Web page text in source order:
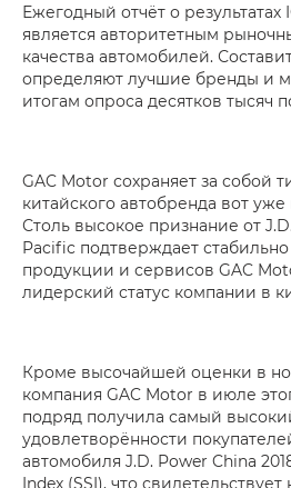
Ежегодный отчёт о результатах
является авторитетным
качества автомобилей.
определяют лучшие бренды и
итогам опроса десятков тысяч
GAC Motor сохраняет за собой
китайского автобренда вот
Столь высокое признание от
Pacific подтверждает
продукции и сервисов GAC
лидерский статус компании в
Кроме высочайшей оценки в
компания GAC Motor в июле
подряд получила самый
удовлетворённости
автомобиля J.D. Power China
Index (SSI), что свидетельствует